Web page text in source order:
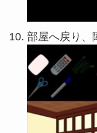
部屋へ戻り、